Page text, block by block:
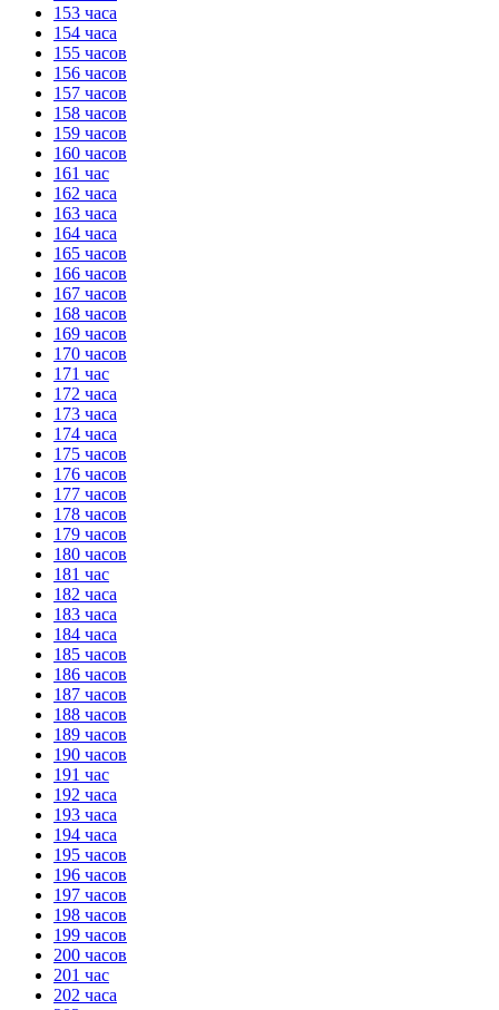
153 часа
154 часа
155 часов
156 часов
157 часов
158 часов
159 часов
160 часов
161 час
162 часа
163 часа
164 часа
165 часов
166 часов
167 часов
168 часов
169 часов
170 часов
171 час
172 часа
173 часа
174 часа
175 часов
176 часов
177 часов
178 часов
179 часов
180 часов
181 час
182 часа
183 часа
184 часа
185 часов
186 часов
187 часов
188 часов
189 часов
190 часов
191 час
192 часа
193 часа
194 часа
195 часов
196 часов
197 часов
198 часов
199 часов
200 часов
201 час
202 часа